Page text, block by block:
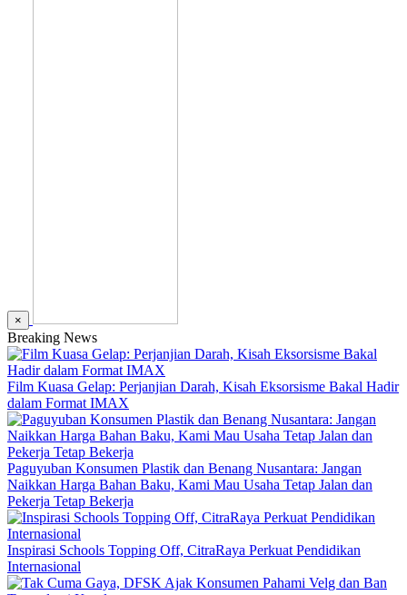
×
Breaking News
Film Kuasa Gelap: Perjanjian Darah, Kisah Eksorsisme Bakal Hadir
dalam Format IMAX
Paguyuban Konsumen Plastik dan Benang Nusantara: Jangan
Naikkan Harga Bahan Baku, Kami Mau Usaha Tetap Jalan dan
Pekerja Tetap Bekerja
Inspirasi Schools Topping Off, CitraRaya Perkuat Pendidikan
Internasional